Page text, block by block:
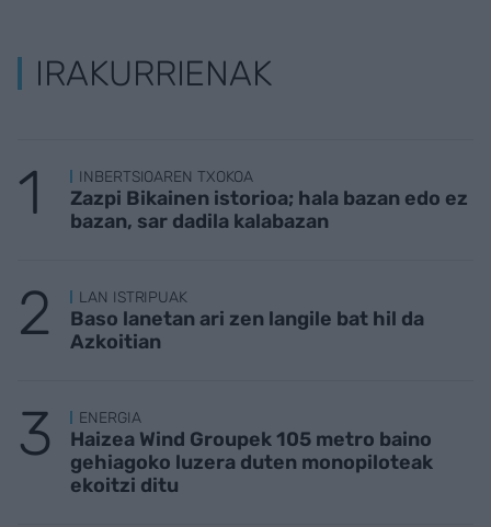
IRAKURRIENAK
INBERTSIOAREN TXOKOA
Zazpi Bikainen istorioa; hala bazan edo ez
bazan, sar dadila kalabazan
LAN ISTRIPUAK
Baso lanetan ari zen langile bat hil da
Azkoitian
ENERGIA
Haizea Wind Groupek 105 metro baino
gehiagoko luzera duten monopiloteak
ekoitzi ditu